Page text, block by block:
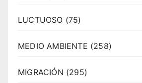
LUCTUOSO (75)
MEDIO AMBIENTE (258)
MIGRACIÓN (295)